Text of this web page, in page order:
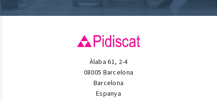
Àlaba 61, 2-4
08005 Barcelona
Barcelona
Espanya